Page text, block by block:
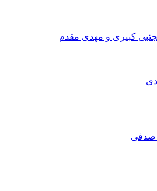
کبیری و مهدى مقدم
صدفی